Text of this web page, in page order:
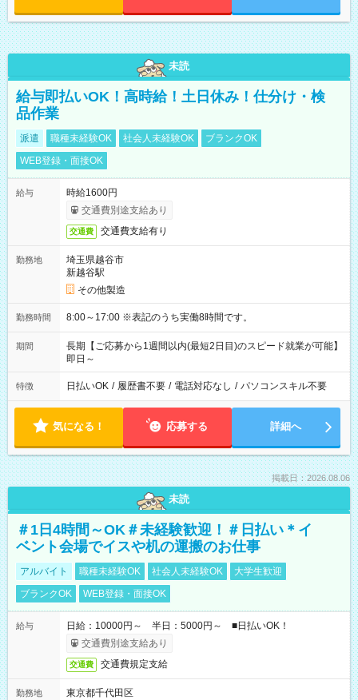
未読
給与即払いOK！高時給！土日休み！仕分け・検
品作業
派遣 職種未経験OK 社会人未経験OK
ブランクOK
WEB登録・面接OK
給与
時給1600円
交通費別途支給あり
交通費 交通費支給有り
勤務地
埼玉県越谷市
新越谷駅
その他製造
勤務時間 8:00～17:00 ※表記のうち実働8時間です。
期間
長期【ご応募から1週間以内(最短2日目)のスピード就業が可能】
即日～
特徴 日払いOK / 履歴書不要 / 電話対応なし / パソコンスキル不要
気になる！ 応募する 詳細へ
掲載日：2026.08.06
未読
＃1日4時間～OK＃未経験歓迎！＃日払い＊イ
ベント会場でイスや机の運搬のお仕事
アルバイト 職種未経験OK 社会人未経験OK
大学生歓迎
ブランクOK
WEB登録・面接OK
給与
日給：10000円～ 半日：5000円～ ■日払いOK！
交通費別途支給あり
交通費 交通費規定支給
勤務地
東京都千代田区